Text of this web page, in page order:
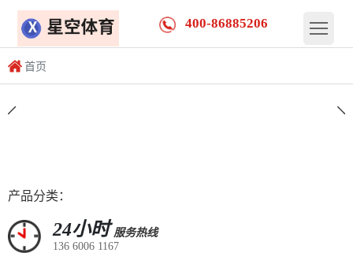
400-86885206
首页
产品分类：
24小时 服务热线
136 6006 1167